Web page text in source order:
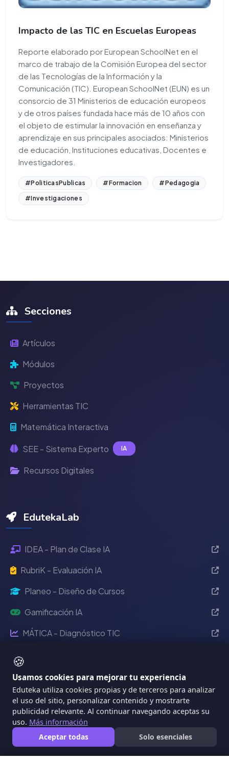
Impacto de las TIC en Escuelas Europeas
Reporte elaborado por European SchoolNet en el
marco de trabajo de la Comisión Europea del sector
de las Tecnologías de la Información y la
Comunicación (TIC). European SchoolNet (EUN) es un
consorcio de 31 Ministerios de educación europeos
y de otros países fundada hace más de 10 años con
el objeto de estimular la innovación en enseñanza y
aprendizaje en sus principales asociados: Ministerios
de educación, Instituciones educativas, Docentes e
Investigadores.
#PoliticasPublicas #Formacion
#Pedagogia
#Investigaciones
🍪
Usamos cookies para mejorar tu experiencia
Eduteka utiliza cookies propias y de terceros para analizar
el uso del sitio, personalizar contenido y mostrarte
publicidad relevante. Al continuar navegando aceptas su
uso. Más información
Aceptar todas
Solo esenciales
Secciones
Artículos
Módulos
Proyectos
Herramientas TIC
Matemática Interactiva
SEE - Sistema Experto IA
Recursos Digitales
EdutekaLab
IDEA - Plan de Clase IA
RubriK - Evaluación IA
Planeo - Diseño de Cursos
Gamificación IA
MÁTICA - Diagnóstico TIC
Eventos Eduteka
Eduteka 2024 Reciente
2022
2021
2020